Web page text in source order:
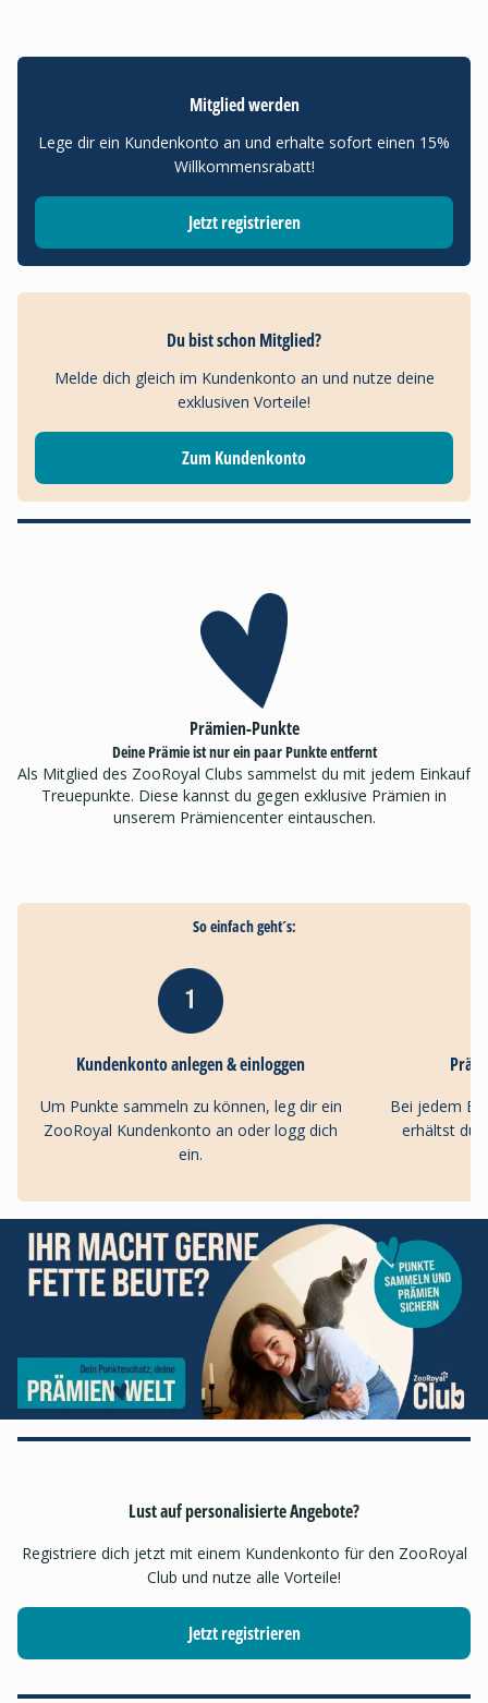
Mitglied werden
Lege dir ein Kundenkonto an und erhalte sofort einen 15%
Willkommensrabatt!
Jetzt registrieren
Du bist schon Mitglied?
Melde dich gleich im Kundenkonto an und nutze deine
exklusiven Vorteile!
Zum Kundenkonto
Prämien-Punkte
Deine Prämie ist nur ein paar Punkte entfernt
Als Mitglied des ZooRoyal Clubs sammelst du mit jedem Einkauf
Treuepunkte. Diese kannst du gegen exklusive Prämien in
unserem Prämiencenter eintauschen.
So einfach geht´s:
Kundenkonto anlegen & einloggen
Um Punkte sammeln zu können, leg dir ein
ZooRoyal Kundenkonto an oder logg dich
ein.
Bei jedem
erhältst du
Lust auf personalisierte Angebote?
Registriere dich jetzt mit einem Kundenkonto für den ZooRoyal
Club und nutze alle Vorteile!
Jetzt registrieren